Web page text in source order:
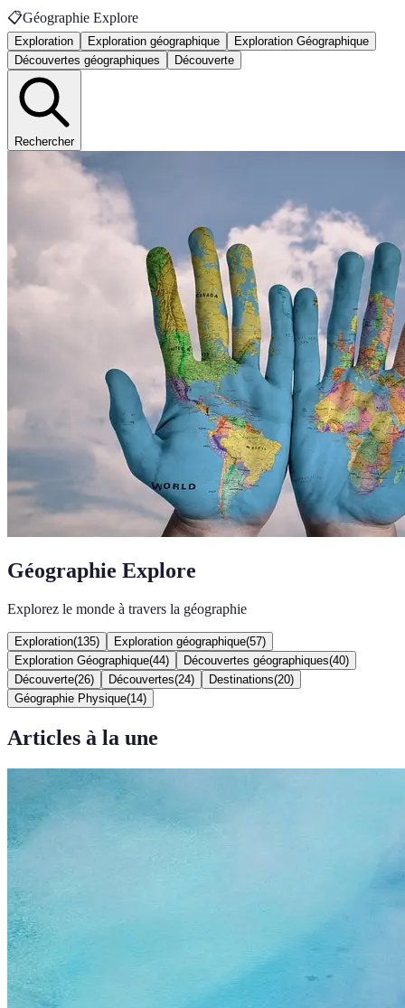
📋Géographie Explore
Exploration Exploration géographique
Exploration Géographique
Découvertes géographiques
Découverte
Rechercher
Géographie Explore
Explorez le monde à travers la géographie
Exploration(135) Exploration géographique(57)
Exploration Géographique(44) Découvertes géographiques(40)
Découverte(26) Découvertes(24) Destinations(20)
Géographie Physique(14)
Articles à la une